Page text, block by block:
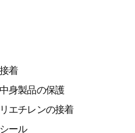
着
身製品の保護
エチレンの接着
ール